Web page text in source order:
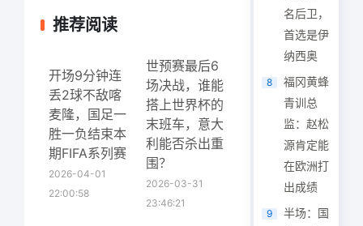
推荐阅读
开场9分钟连
丢2球不敌喀
麦隆，国足一
胜一负结束本
期FIFA系列赛
2026-04-01
22:00:58
世预赛最后6
场决战，谁能
搭上世界杯的
末班车，意大
利能否杀出重
围？
2026-03-31
23:46:21
名后卫，
首选是伊
纳西奥
8
福冈黄蜂
青训总
监：赵松
源肯定能
在欧洲打
出成绩
9
半场：国